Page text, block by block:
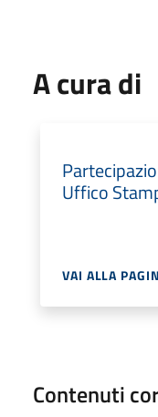
A cura di
Uffico
VAI ALLA
Contenuti